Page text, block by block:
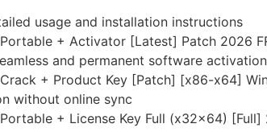
usage and installation instructions
+ Activator [Latest] Patch 2026
and permanent software activation
+ Product Key [Patch] [x86-x64]
without online sync
+ License Key Full (x32x64) [Full]